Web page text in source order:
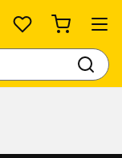
Favoriter